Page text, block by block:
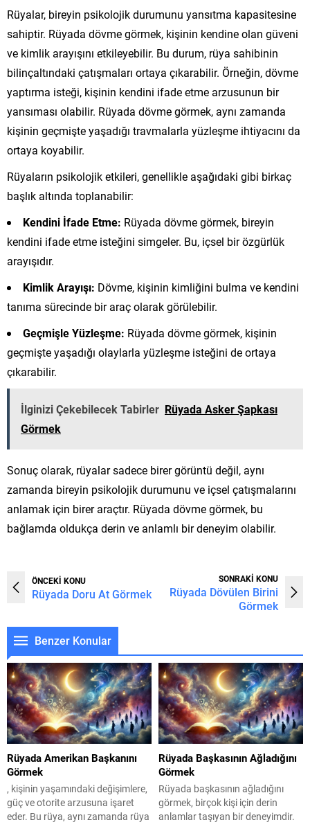
Rüyalar, bireyin psikolojik durumunu yansıtma kapasitesine
sahiptir. Rüyada dövme görmek, kişinin kendine olan güveni
ve kimlik arayışını etkileyebilir. Bu durum, rüya sahibinin
bilinçaltındaki çatışmaları ortaya çıkarabilir. Örneğin, dövme
yaptırma isteği, kişinin kendini ifade etme arzusunun bir
yansıması olabilir. Rüyada dövme görmek, aynı zamanda
kişinin geçmişte yaşadığı travmalarla yüzleşme ihtiyacını da
ortaya koyabilir.
Rüyaların psikolojik etkileri, genellikle aşağıdaki gibi birkaç
başlık altında toplanabilir:
Kendini İfade Etme: Rüyada dövme görmek, bireyin
kendini ifade etme isteğini simgeler. Bu, içsel bir özgürlük
arayışıdır.
Kimlik Arayışı: Dövme, kişinin kimliğini bulma ve kendini
tanıma sürecinde bir araç olarak görülebilir.
Geçmişle Yüzleşme: Rüyada dövme görmek, kişinin
geçmişte yaşadığı olaylarla yüzleşme isteğini de ortaya
çıkarabilir.
İlginizi Çekebilecek Tabirler Rüyada Asker Şapkası
Görmek
Sonuç olarak, rüyalar sadece birer görüntü değil, aynı
zamanda bireyin psikolojik durumunu ve içsel çatışmalarını
anlamak için birer araçtır. Rüyada dövme görmek, bu
bağlamda oldukça derin ve anlamlı bir deneyim olabilir.
ÖNCEKİ KONU
Rüyada Doru At Görmek
SONRAKİ KONU
Rüyada Dövülen Birini
Görmek
Benzer Konular
Rüyada Amerikan Başkanını
Görmek
, kişinin yaşamındaki değişimlere,
güç ve otorite arzusuna işaret
eder. Bu rüya, aynı zamanda rüya
Rüyada Başkasının Ağladığını
Görmek
Rüyada başkasının ağladığını
görmek, birçok kişi için derin
anlamlar taşıyan bir deneyimdir.